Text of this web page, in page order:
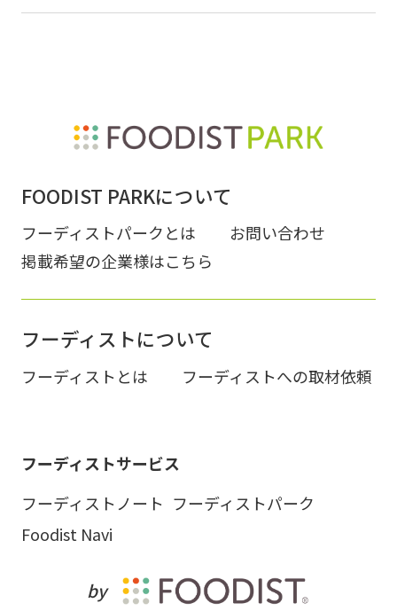
FOODIST PARKについて
フーディストパークとは
お問い合わせ
掲載希望の企業様はこちら
フーディストについて
フーディストとは フーディストへの取材依頼
フーディストサービス
フーディストノート フーディストパーク
Foodist Navi
by